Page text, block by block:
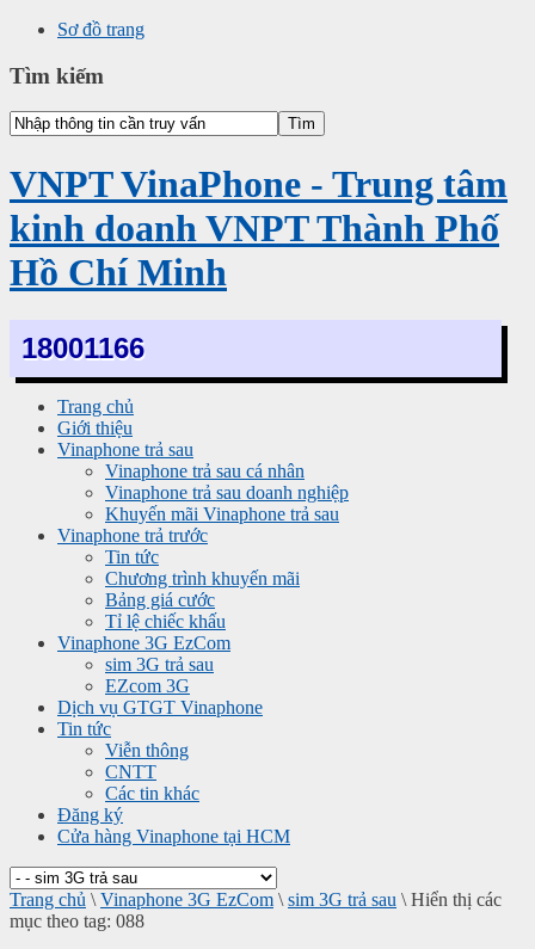
Sơ đồ trang
Tìm kiếm
VNPT VinaPhone - Trung tâm
kinh doanh VNPT Thành Phố
Hồ Chí Minh
18001166
Trang chủ
Giới thiệu
Vinaphone trả sau
Vinaphone trả sau cá nhân
Vinaphone trả sau doanh nghiệp
Khuyến mãi Vinaphone trả sau
Vinaphone trả trước
Tin tức
Chương trình khuyến mãi
Bảng giá cước
Tỉ lệ chiếc khấu
Vinaphone 3G EzCom
sim 3G trả sau
EZcom 3G
Dịch vụ GTGT Vinaphone
Tin tức
Viễn thông
CNTT
Các tin khác
Đăng ký
Cửa hàng Vinaphone tại HCM
Trang chủ \ Vinaphone 3G EzCom \ sim 3G trả sau \ Hiển thị các
mục theo tag: 088